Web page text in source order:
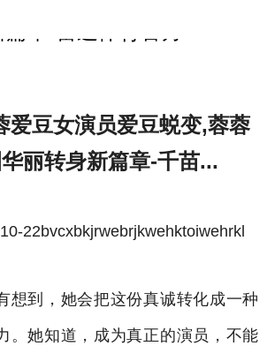
爱豆女演员爱豆蜕变,蓉蓉
丽转身新篇章-千苗...
22bvcxbkjrwebrjkwehktoiwehrkl
想到，她会把这份真诚转化成一种
。她知道，成为真正的演员，不能